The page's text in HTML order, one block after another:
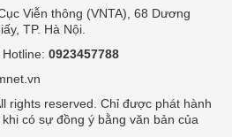
Viễn thông (VNTA), 68 Dương
TP. Hà Nội.
Hotline: 0923457788
rights reserved. Chỉ được phát hành
có sự đồng ý bằng văn bản của